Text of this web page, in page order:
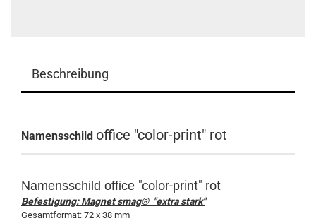
Beschreibung
Namensschild office "color-print" rot
Namensschild office "color-print" rot
Befestigung: Magnet smag® "extra stark"
Gesamtformat: 72 x 38 mm